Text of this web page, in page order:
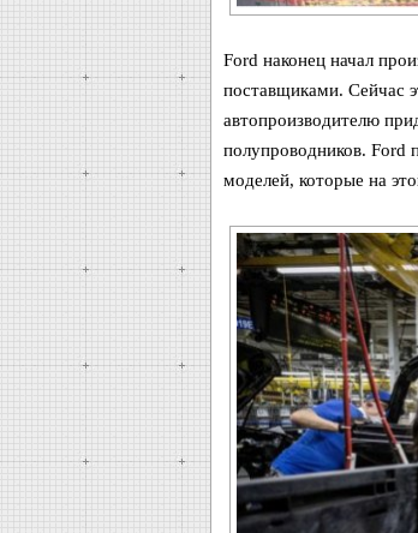
Ford наконец начал
поставщиками. Сейчас
автопроизводителю
полупроводников. Ford
моделей, которые на